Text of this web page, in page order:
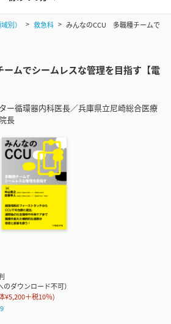
別） 救急科
みんなのCCU 多職種チームで
ムでシームレスな管理を目指す【電
ー循環器内科医長／兵庫県立尼崎総合医療
長
ダウンロード不可）
¥5,200＋税10％)